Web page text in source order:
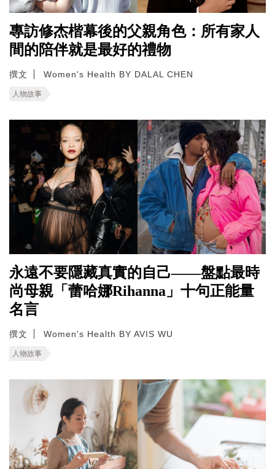
專訪修杰楷幕後的父親角色：所有家人
間的陪伴就是最好的禮物
撰文 Women's Health BY DALAL CHEN
人物故事
永遠不要隱藏真實的自己——盤點最時
尚母親「蕾哈娜Rihanna」十句正能量
名言
撰文 Women's Health BY AVIS WU
人物故事